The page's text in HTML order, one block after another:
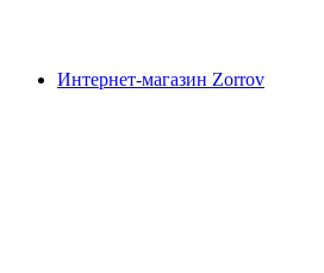
Интернет-магазин Zorrov